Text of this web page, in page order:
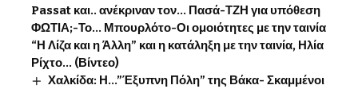
Passat και.. ανέκριναν τον… Πασά-ΤΖΗ για υπόθεση
ΦΩΤΙΑ;-Το… Μπουρλότο-Οι ομοιότητες με την ταινία
“Η Λίζα και η Άλλη” και η κατάληξη με την ταινία, Ηλία
Ρίχτο… (Βίντεο)
Χαλκίδα: Η…”Έξυπνη Πόλη” της Βάκα- Σκαμμένοι